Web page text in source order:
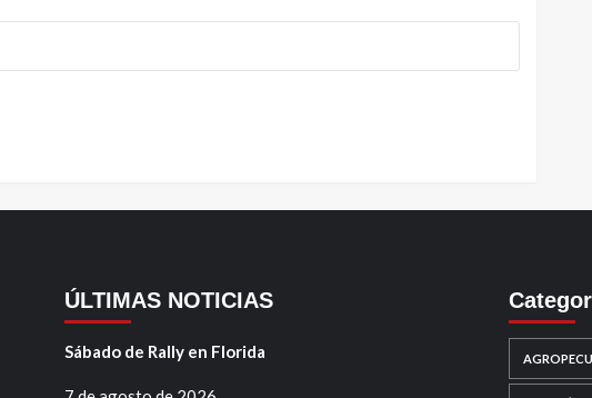
ÚLTIMAS NOTICIAS
Sábado de Rally en Florida